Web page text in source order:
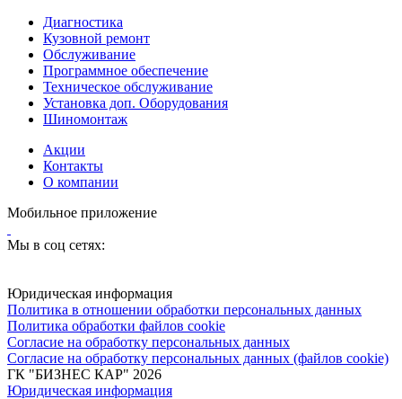
Диагностика
Кузовной ремонт
Обслуживание
Программное обеспечение
Техническое обслуживание
Установка доп. Оборудования
Шиномонтаж
Акции
Контакты
О компании
Мобильное приложение
Мы в соц сетях:
Юридическая информация
Политика в отношении обработки персональных данных
Политика обработки файлов cookie
Согласие на обработку персональных данных
Согласие на обработку персональных данных (файлов cookie)
ГК "БИЗНЕС КАР" 2026
Юридическая информация